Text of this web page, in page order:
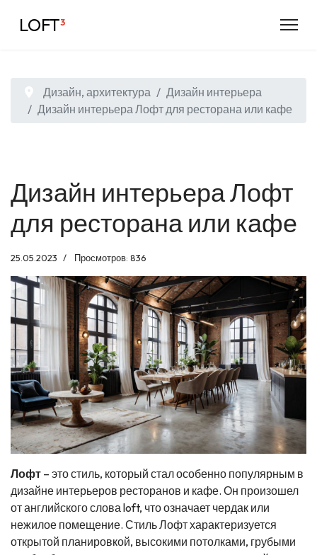
LOFT³
Дизайн, архитектура
Дизайн интерьера
Дизайн интерьера Лофт для ресторана или кафе
Дизайн интерьера Лофт
для ресторана или кафе
25.05.2023 Просмотров: 836
Лофт – это стиль, который стал особенно популярным в
дизайне интерьеров ресторанов и кафе. Он произошел
от английского слова loft, что означает чердак или
нежилое помещение. Стиль Лофт характеризуется
открытой планировкой, высокими потолками, грубыми